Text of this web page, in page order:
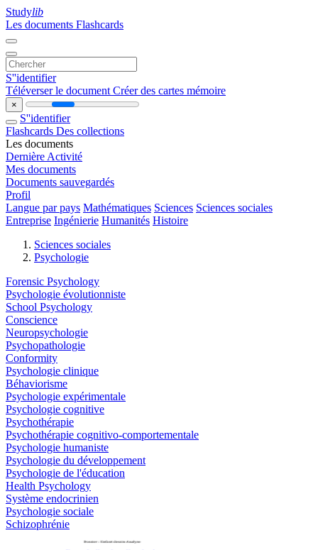
Studylib
Les documents Flashcards
S''identifier
Téléverser le document Créer des cartes mémoire
×
S''identifier
Flashcards Des collections
Les documents
Dernière Activité
Mes documents
Documents sauvegardés
Profil
Langue par pays Mathématiques Sciences Sciences sociales
Entreprise Ingénierie Humanités Histoire
Sciences sociales
Psychologie
Forensic Psychology
Psychologie évolutionniste
School Psychology
Conscience
Neuropsychologie
Psychopathologie
Conformity
Psychologie clinique
Béhaviorisme
Psychologie expérimentale
Psychologie cognitive
Psychothérapie
Psychothérapie cognitivo-comportementale
Psychologie humaniste
Psychologie du développement
Psychologie de l'éducation
Health Psychology
Système endocrinien
Psychologie sociale
Schizophrénie